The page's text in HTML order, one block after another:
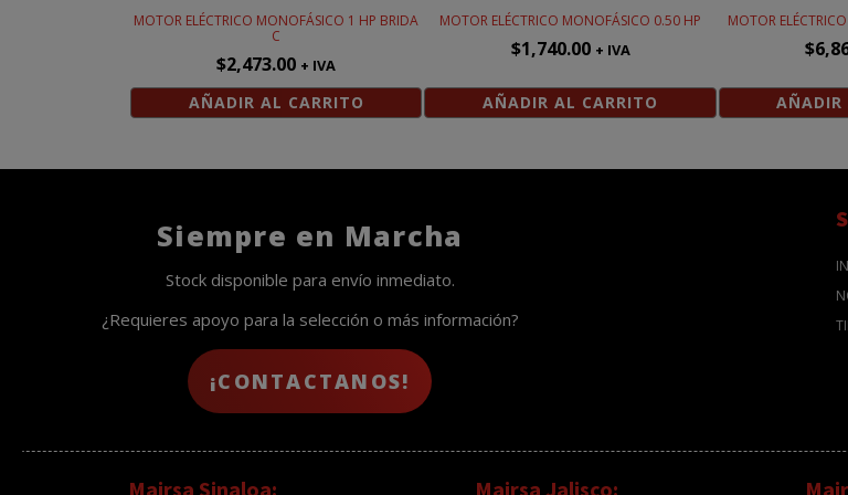
MOTOR ELÉCTRICO MONOFÁSICO 1 HP BRIDA
C
$2,473.00 + IVA
AÑADIR AL CARRITO
MOTOR ELÉCTRICO MONOFÁSICO 0.50 HP
$1,740.00 + IVA
AÑADIR AL CARRITO
MOTOR
$
AÑADIR
Siempre en Marcha
Stock disponible para envío inmediato.
¿Requieres apoyo para la selección o más información?
¡CONTACTANOS!
Mairsa Sinaloa: Mairsa Jalisco: